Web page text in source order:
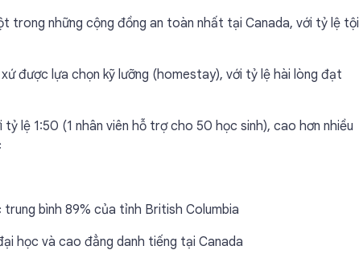
trong những cộng đồng an toàn nhất tại Canada, với tỷ lệ tội
được lựa chọn kỹ lưỡng (homestay), với tỷ lệ hài lòng đạt
lệ 1:50 (1 nhân viên hỗ trợ cho 50 học sinh), cao hơn nhiều
bình 89% của tỉnh British Columbia
học và cao đẳng danh tiếng tại Canada